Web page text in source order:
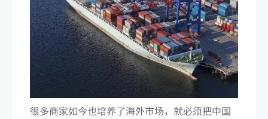
很多商家如今也培养了海外市场，就必须把中国